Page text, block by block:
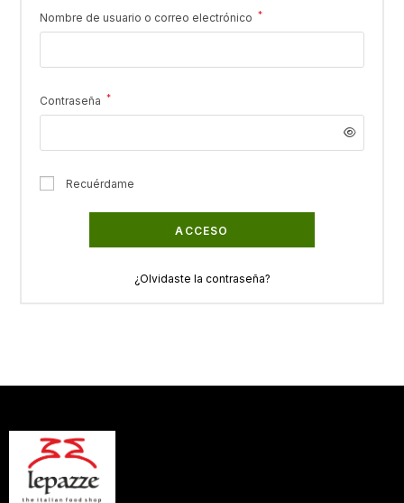
Nombre de usuario o correo electrónico *
Contraseña *
Recuérdame
ACCESO
¿Olvidaste la contraseña?